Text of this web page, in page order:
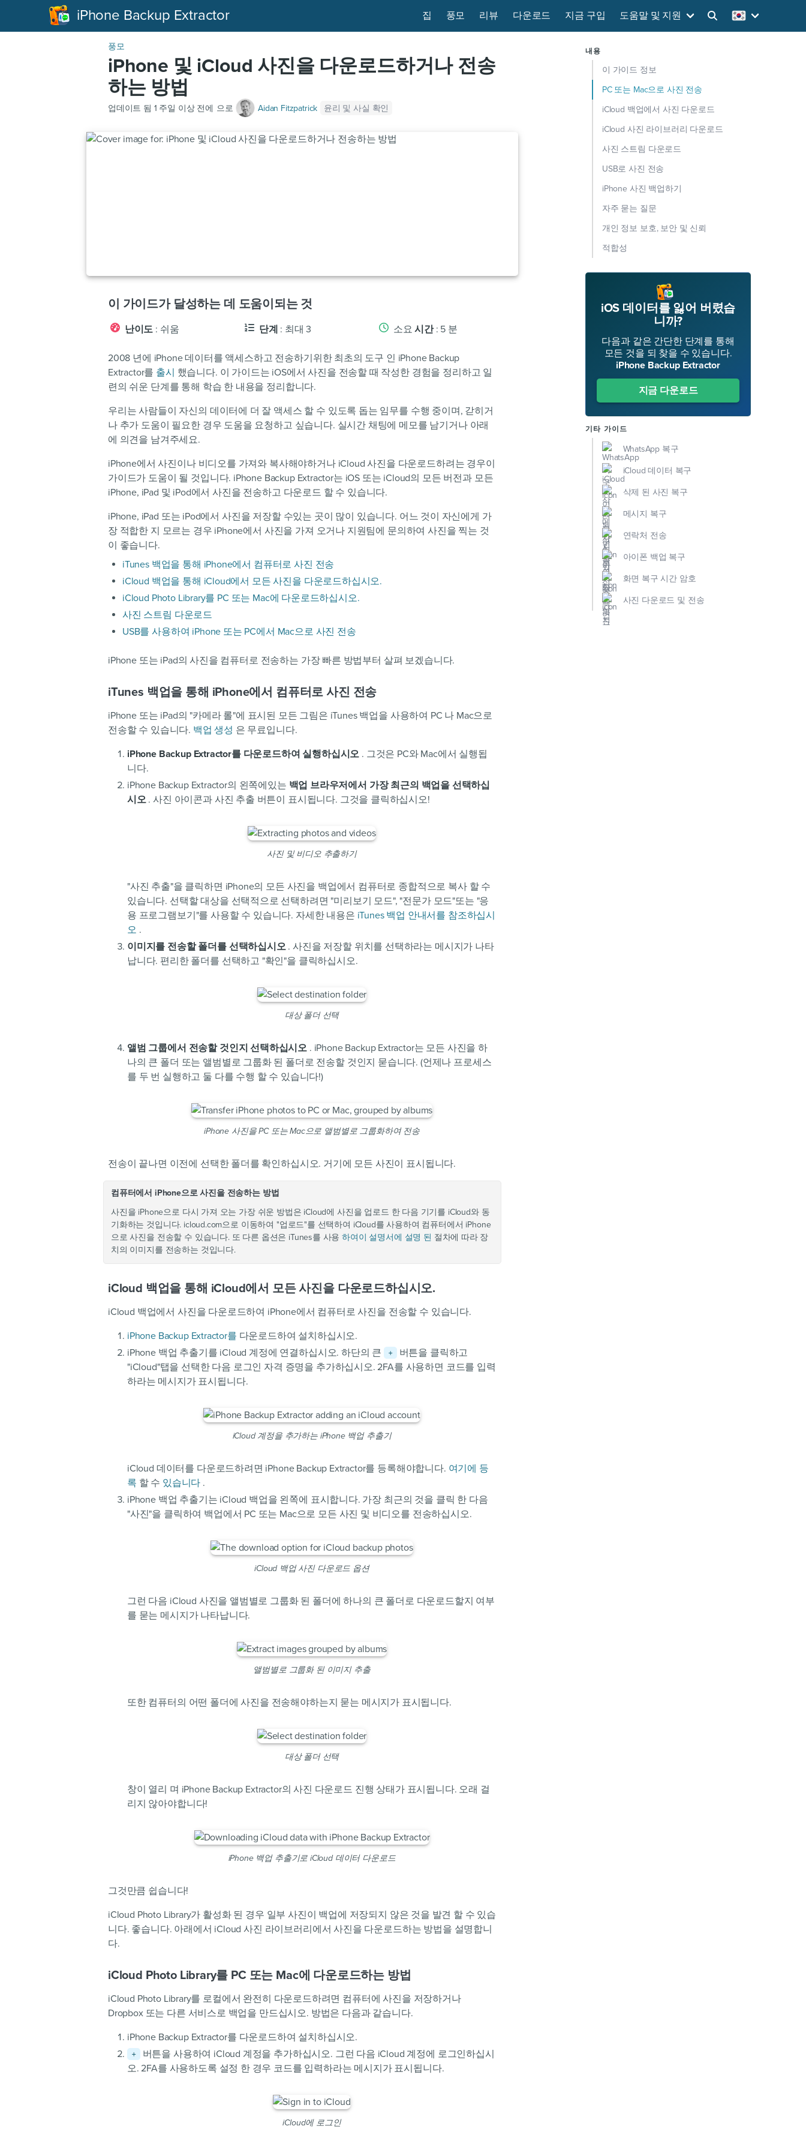
iPhone Backup Extractor 집 풍모 리뷰 다운로드 지금 구입 도움말 및 지원
풍모
iPhone 및 iCloud 사진을 다운로드하거나 전송
하는 방법
업데이트 됨 1 주일 이상 전에 으로 Aidan Fitzpatrick 윤리 및 사실 확인
이 가이드가 달성하는 데 도움이되는 것
난이도 : 쉬움 단계 : 최대 3 소요시간: 5 분
2008 년에 iPhone 데이터를 액세스하고 전송하기위한 최초의 도구 인 iPhone Backup
Extractor를 출시 했습니다. 이 가이드는 iOS에서 사진을 전송할 때 작성한 경험을 정리하고 일
련의 쉬운 단계를 통해 학습 한 내용을 정리합니다.
우리는 사람들이 자신의 데이터에 더 잘 액세스 할 수 있도록 돕는 임무를 수행 중이며, 갇히거
나 추가 도움이 필요한 경우 도움을 요청하고 싶습니다. 실시간 채팅에 메모를 남기거나 아래
에 의견을 남겨주세요.
iPhone에서 사진이나 비디오를 가져와 복사해야하거나 iCloud 사진을 다운로드하려는 경우이
가이드가 도움이 될 것입니다. iPhone Backup Extractor는 iOS 또는 iCloud의 모든 버전과 모든
iPhone, iPad 및 iPod에서 사진을 전송하고 다운로드 할 수 있습니다.
iPhone, iPad 또는 iPod에서 사진을 저장할 수있는 곳이 많이 있습니다. 어느 것이 자신에게 가
장 적합한 지 모르는 경우 iPhone에서 사진을 가져 오거나 지원팀에 문의하여 사진을 찍는 것
이 좋습니다.
iTunes 백업을 통해 iPhone에서 컴퓨터로 사진 전송
iCloud 백업을 통해 iCloud에서 모든 사진을 다운로드하십시오.
iCloud Photo Library를 PC 또는 Mac에 다운로드하십시오.
사진 스트림 다운로드
USB를 사용하여 iPhone 또는 PC에서 Mac으로 사진 전송
iPhone 또는 iPad의 사진을 컴퓨터로 전송하는 가장 빠른 방법부터 살펴 보겠습니다.
iTunes 백업을 통해 iPhone에서 컴퓨터로 사진 전송
iPhone 또는 iPad의 "카메라 롤"에 표시된 모든 그림은 iTunes 백업을 사용하여 PC 나 Mac으로
전송할 수 있습니다. 백업 생성 은 무료입니다.
iPhone Backup Extractor를 다운로드하여 실행하십시오 . 그것은 PC와 Mac에서 실행됩
니다.
iPhone Backup Extractor의 왼쪽에있는 백업 브라우저에서 가장 최근의 백업을 선택하십
시오. 사진 아이콘과 사진 추출 버튼이 표시됩니다. 그것을 클릭하십시오!
사진 및 비디오 추출하기
"사진 추출"을 클릭하면 iPhone의 모든 사진을 백업에서 컴퓨터로 종합적으로 복사 할 수
있습니다. 선택할 대상을 선택적으로 선택하려면 "미리보기 모드", "전문가 모드"또는 "응
용 프로그램보기"를 사용할 수 있습니다. 자세한 내용은 iTunes 백업 안내서를 참조하십시
오 .
이미지를 전송할 폴더를 선택하십시오. 사진을 저장할 위치를 선택하라는 메시지가 나타
납니다. 편리한 폴더를 선택하고 "확인"을 클릭하십시오.
대상 폴더 선택
앨범 그룹에서 전송할 것인지 선택하십시오 . iPhone Backup Extractor는 모든 사진을 하
나의 큰 폴더 또는 앨범별로 그룹화 된 폴더로 전송할 것인지 묻습니다. (언제나 프로세스
를 두 번 실행하고 둘 다를 수행 할 수 있습니다!)
iPhone 사진을 PC 또는 Mac으로 앨범별로 그룹화하여 전송
전송이 끝나면 이전에 선택한 폴더를 확인하십시오. 거기에 모든 사진이 표시됩니다.
컴퓨터에서 iPhone으로 사진을 전송하는 방법
사진을 iPhone으로 다시 가져 오는 가장 쉬운 방법은 iCloud에 사진을 업로드 한 다음 기기를 iCloud와 동
기화하는 것입니다. icloud.com으로 이동하여 "업로드"를 선택하여 iCloud를 사용하여 컴퓨터에서 iPhone
으로 사진을 전송할 수 있습니다. 또 다른 옵션은 iTunes를 사용하여이 설명서에 설명 된 절차에 따라 장
치의 이미지를 전송하는 것입니다.
iCloud 백업을 통해 iCloud에서 모든 사진을 다운로드하십시오.
iCloud 백업에서 사진을 다운로드하여 iPhone에서 컴퓨터로 사진을 전송할 수 있습니다.
iPhone Backup Extractor를 다운로드하여 설치하십시오.
iPhone 백업 추출기를 iCloud 계정에 연결하십시오. 하단의 큰
+
버튼을 클릭하고
"iCloud"탭을 선택한 다음 로그인 자격 증명을 추가하십시오. 2FA를 사용하면 코드를 입력
하라는 메시지가 표시됩니다.
iCloud 계정을 추가하는 iPhone 백업 추출기
iCloud 데이터를 다운로드하려면 iPhone Backup Extractor를 등록해야합니다. 여기에 등
록 할 수 있습니다 .
iPhone 백업 추출기는 iCloud 백업을 왼쪽에 표시합니다. 가장 최근의 것을 클릭 한 다음
"사진"을 클릭하여 백업에서 PC 또는 Mac으로 모든 사진 및 비디오를 전송하십시오.
iCloud 백업 사진 다운로드 옵션
그런 다음 iCloud 사진을 앨범별로 그룹화 된 폴더에 하나의 큰 폴더로 다운로드할지 여부
를 묻는 메시지가 나타납니다.
앨범별로 그룹화 된 이미지 추출
또한 컴퓨터의 어떤 폴더에 사진을 전송해야하는지 묻는 메시지가 표시됩니다.
대상 폴더 선택
창이 열리 며 iPhone Backup Extractor의 사진 다운로드 진행 상태가 표시됩니다. 오래 걸
리지 않아야합니다!
iPhone 백업 추출기로 iCloud 데이터 다운로드
그것만큼 쉽습니다!
iCloud Photo Library가 활성화 된 경우 일부 사진이 백업에 저장되지 않은 것을 발견 할 수 있습
니다. 좋습니다. 아래에서 iCloud 사진 라이브러리에서 사진을 다운로드하는 방법을 설명합니
다.
iCloud Photo Library를 PC 또는 Mac에 다운로드하는 방법
iCloud Photo Library를 로컬에서 완전히 다운로드하려면 컴퓨터에 사진을 저장하거나
Dropbox 또는 다른 서비스로 백업을 만드십시오. 방법은 다음과 같습니다.
iPhone Backup Extractor를 다운로드하여 설치하십시오.
+
버튼을 사용하여 iCloud 계정을 추가하십시오. 그런 다음 iCloud 계정에 로그인하십시
오. 2FA를 사용하도록 설정 한 경우 코드를 입력하라는 메시지가 표시됩니다.
iCloud에 로그인
내용
이 가이드 정보
PC 또는 Mac으로 사진 전송
iCloud 백업에서 사진 다운로드
iCloud 사진 라이브러리 다운로드
사진 스트림 다운로드
USB로 사진 전송
iPhone 사진 백업하기
자주 묻는 질문
개인 정보 보호, 보안 및 신뢰
적합성
iOS 데이터를 잃어 버렸습
니까?
다음과 같은 간단한 단계를 통해
모든 것을 되 찾을 수 있습니다.
iPhone Backup Extractor
지금 다운로드
기타 가이드
WhatsApp 복구
iCloud 데이터 복구
삭제 된 사진 복구
메시지 복구
연락처 전송
아이폰 백업 복구
화면 복구 시간 암호
사진 다운로드 및 전송